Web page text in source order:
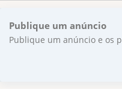
Publique um anúncio
Publique um anúncio e os